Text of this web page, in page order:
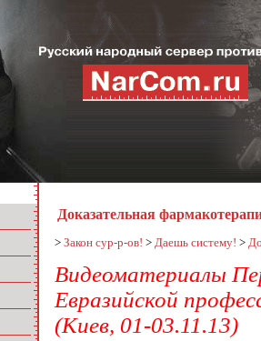
Доказательная
> Закон сур-р-ов! > Даешь систему! >
Видеоматериалы
Евразийской
(Киев, 01-03.11.13)